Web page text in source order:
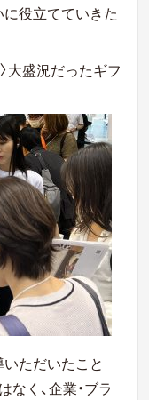
役立てていきた
大盛況だったギフ
ただいたこと
く、企業・ブラ